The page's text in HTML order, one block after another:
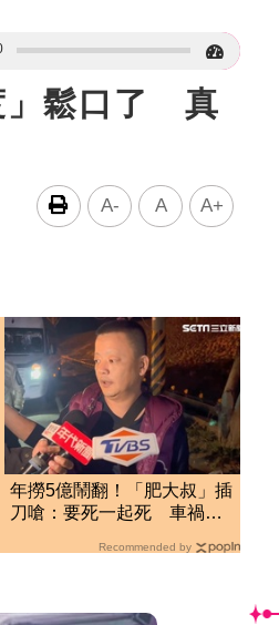
」鬆口了 真
A- A A+
年撈5億鬧翻！「肥大叔」插
刀嗆：要死一起死 車禍
Recommended by